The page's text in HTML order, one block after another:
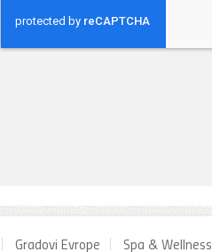
Gradovi Evrope Spa & Wellness